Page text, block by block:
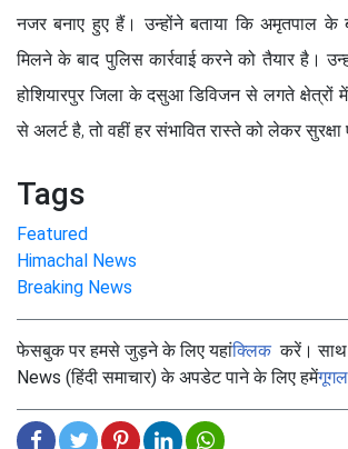
नजर बनाए हुए हैं। उन्होंने बताया कि अमृतपाल के
मिलने के बाद पुलिस कार्रवाई करने को तैयार है।
होशियारपुर जिला के दसुआ डिविजन से लगते क्षेत्रों
से अलर्ट है, तो वहीं हर संभावित रास्ते को लेकर
Tags
Featured
Himachal News
Breaking News
फेसबुक पर हमसे जुड़ने के लिए यहांक्लिककरें। साथ
News (हिंदी समाचार) के अपडेट पाने के लिए हमें